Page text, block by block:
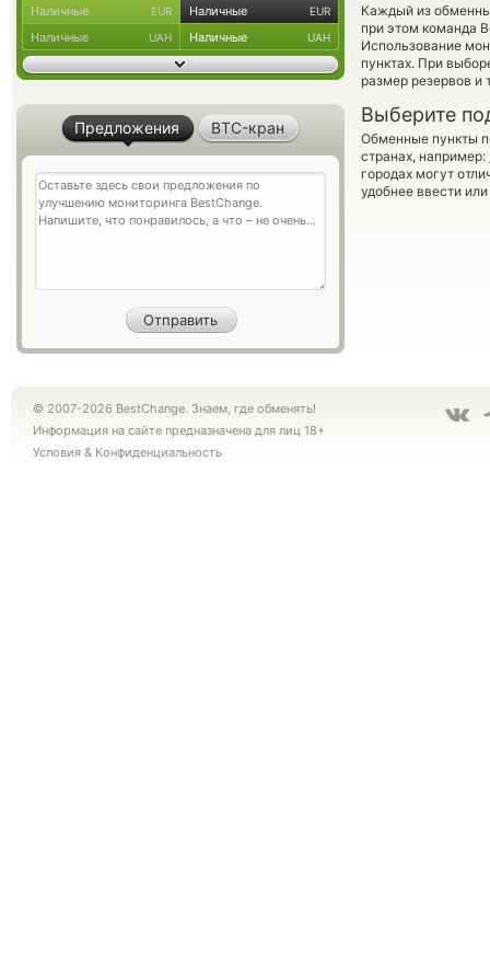
Каждый из
при этом команда
Использование
пунктах. При
размер резервов и
Выберите
Обменные пункты
странах, например:
городах могут
удобнее ввести
Наличные EUR Наличные EUR
Наличные UAH Наличные UAH
Предложения BTC-кран
© 2007-2026 BestChange. Знаем, где обменять!
Информация на сайте предназначена для лиц 18+
Условия & Конфиденциальность